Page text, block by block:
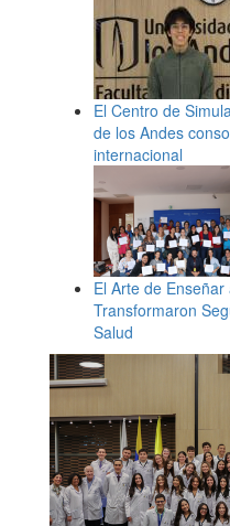
El Centro de
de los Andes
internacional
El Arte de
Transformaron
Salud